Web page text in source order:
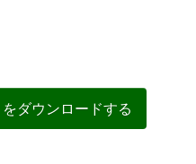
ダウンロードする